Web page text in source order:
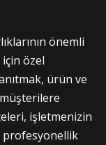
önemli
özel
ürün ve
işletmenizin
profesyonellik